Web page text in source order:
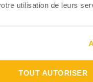
utilisation de leurs
TOUT AUTORISER